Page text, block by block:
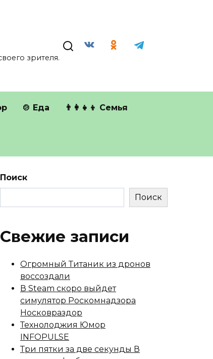
зрителя.
🍲 Еда 👨‍👩‍👧‍👦 Семья
Поиск
Поиск
Свежие записи
Огромный Титаник из дронов
воссоздали
В Steam скоро выйдет
симулятор Роскомнадзора
Носковраздор
Технолоджия Юмор
INFOPULSE
Три пятки за две секунды В